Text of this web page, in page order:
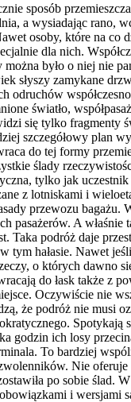
sposób
a wysiadając rano,
osoby, które na co
dla nich.
było o niej nie
słyszy zamykane
światło,
się tylko fragmenty
szczegółowy plan
do tej formy
ślady
tylko jak
z lotniskami i
przewozu bagażu.
A właśnie
Taka podróż daje
hałasie. Nawet
o których dawno
do łask także z
Oczywiście nie
że podróż nie musi
Spotykają
godzin ich losy
To bardziej
Nie oferuje
po sobie ślad.
i wersjami